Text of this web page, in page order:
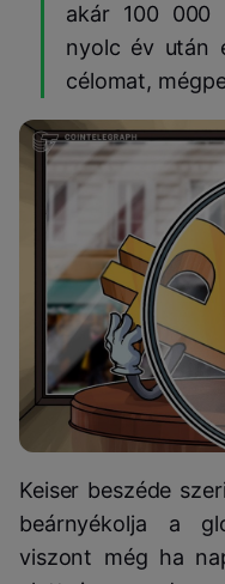
akár 100 000
nyolc év után
célomat,
Keiser beszéde
beárnyékolja a
viszont még ha